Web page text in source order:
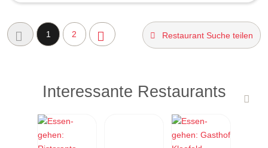
1 2 Restaurant Suche teilen
Interessante Restaurants